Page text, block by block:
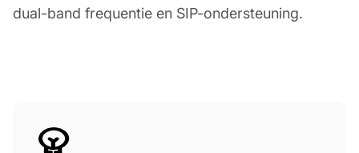
dual-band frequentie en SIP-ondersteuning.